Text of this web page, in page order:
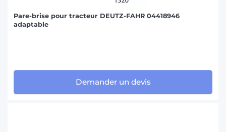
Pare-brise pour tracteur DEUTZ-FAHR 04418946
adaptable
Demander un devis